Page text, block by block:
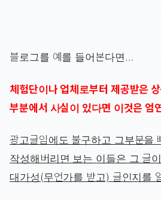
블로그를 예를 들어본다면…
체험단이나 업체로부터 제공받은
부분에서 사실이 있다면 이것은 엄
광고글임에도 불구하고 그부분을
작성해버리면 보는 이들은 그 글
대가성(무언가를 받고) 글인지를